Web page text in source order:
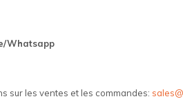
Whatsapp
sur les ventes et les commandes: